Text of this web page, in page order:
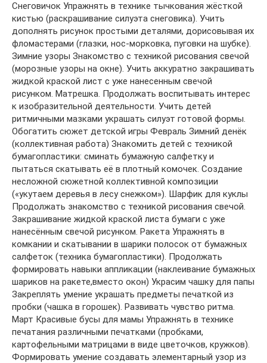
Снеговичок Упражнять в технике тычкования жёсткой
кистью (раскрашивание силуэта снеговика). Учить
дополнять рисунок простыми деталями, дорисовывая их
фломастерами (глазки, нос-морковка, пуговки на шубке).
Зимние узоры Знакомство с техникой рисования свечой
(морозные узоры на окне). Учить аккуратно закрашивать
жидкой краской лист с уже нанесенным свечой
рисунком. Матрешка. Продолжать воспитывать интерес
к изобразительной деятельности. Учить детей
ритмичными мазками украшать силуэт готовой формы.
Обогатить сюжет детской игры Февраль Зимний денёк
(коллективная работа) Знакомить детей с техникой
бумагопластики: сминать бумажную салфетку и
пытаться скатывать её в плотный комочек. Создание
несложной сюжетной коллективной композиции
(«укутаем деревья в лесу снежком»). Шарфик для куклы
Продолжать знакомство с техникой рисования свечой.
Закрашивание жидкой краской листа бумаги с уже
нанесённым свечой рисунком. Ракета Упражнять в
комкании и скатывании в шарики полосок от бумажных
салфеток (техника бумагопластики). Продолжать
формировать навыки аппликации (наклеивание бумажных
шариков на ракете,вместо окон) Украсим чашку для папы
Закреплять умение украшать предметы печаткой из
пробки (чашка в горошек). Развивать чувство ритма.
Март Красивые бусы для мамы Упражнять в технике
печатания различными печатками (пробками,
картофельными матрицами в виде цветочков, кружков).
Формировать умение создавать элементарный узор из